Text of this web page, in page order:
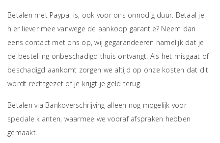
Betalen met Paypal is, ook voor ons onnodig duur. Betaal je
hier liever mee vanwege de aankoop garantie? Neem dan
eens contact met ons op, wij gegarandeeren namelijk dat je
de bestelling onbeschadigd thuis ontvangt. Als het misgaat of
beschadigd aankomt zorgen we altijd op onze kosten dat dit
wordt rechtgezet of je krijgt je geld terug.
Betalen via Bankoverschrijving alleen nog mogelijk voor
speciale klanten, waarmee we vooraf afspraken hebben
gemaakt.